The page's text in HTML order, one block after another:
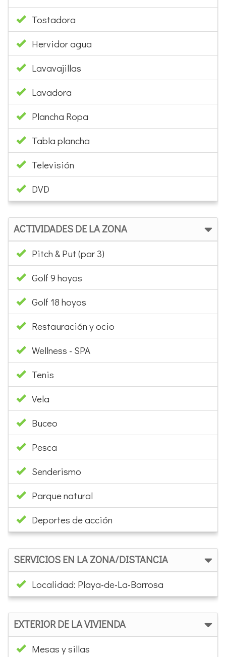
EQUIPAMIENTO
Nevera combi
Horno
Microondas
Vitrocerámica
Extractor
Cafetera
Tostadora
Hervidor agua
Lavavajillas
Lavadora
Plancha Ropa
Tabla plancha
Televisión
DVD
ACTIVIDADES DE LA ZONA
Pitch & Put (par 3)
Golf 9 hoyos
Golf 18 hoyos
Restauración y ocio
Wellness - SPA
Tenis
Vela
Buceo
Pesca
Senderismo